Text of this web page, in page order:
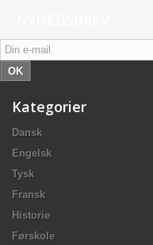
OK
Kategorier
Dansk
Engelsk
Tysk
Fransk
Historie
Førskole